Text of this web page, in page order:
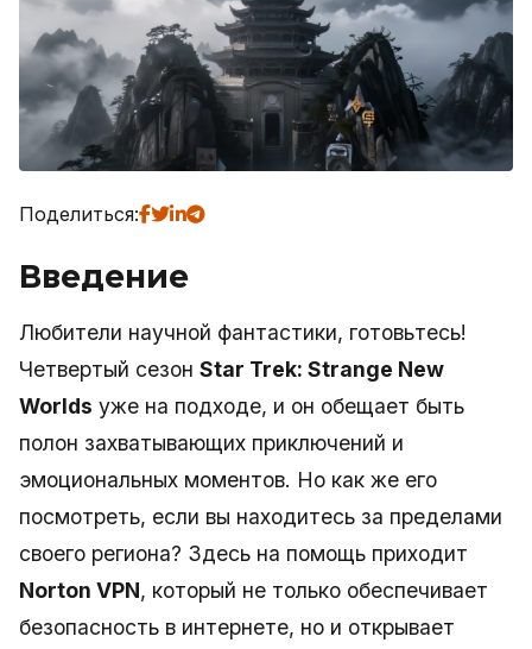
Поделиться:
Введение
Любители научной фантастики, готовьтесь!
Четвертый сезон Star Trek: Strange New
Worlds уже на подходе, и он обещает быть
полон захватывающих приключений и
эмоциональных моментов. Но как же его
посмотреть, если вы находитесь за пределами
своего региона? Здесь на помощь приходит
Norton VPN, который не только обеспечивает
безопасность в интернете, но и открывает